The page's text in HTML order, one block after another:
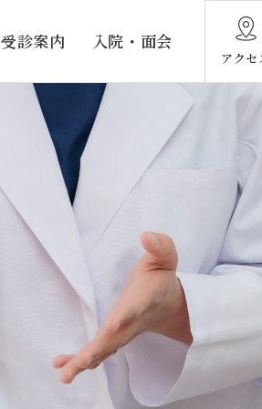
受診案内 入院・面会
アクセ